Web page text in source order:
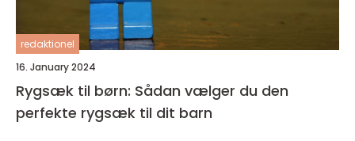
redaktionel
16. January 2024
Rygsæk til børn: Sådan vælger du den
perfekte rygsæk til dit barn